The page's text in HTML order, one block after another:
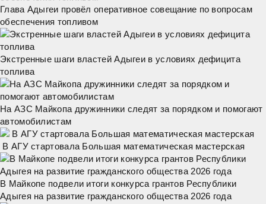
Глава Адыгеи провёл оперативное совещание по вопросам
обеспечения топливом
Экстренные шаги властей Адыгеи в условиях дефицита
топлива
На АЗС Майкопа дружинники следят за порядком и помогают
автомобилистам
В АГУ стартовала Большая математическая мастерская
В Майкопе подвели итоги конкурса грантов Республики
Адыгея на развитие гражданского общества 2026 года